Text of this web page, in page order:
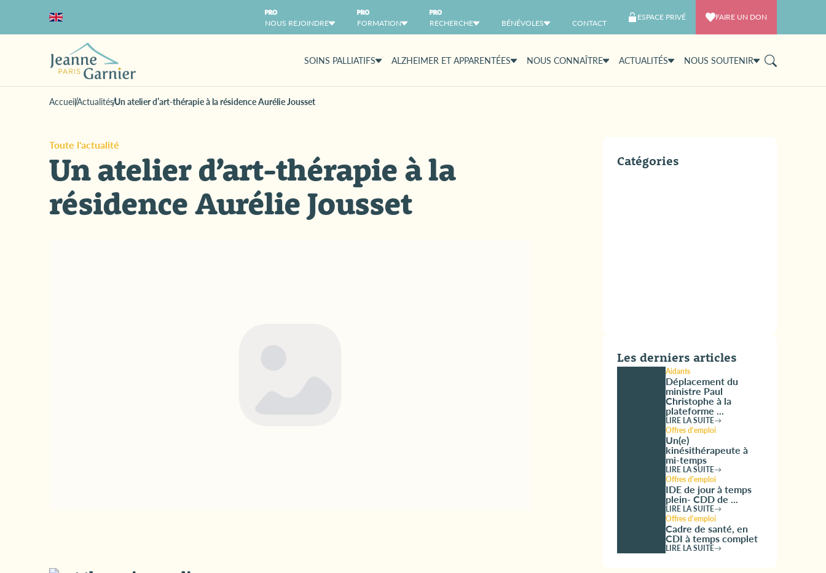
NOUS REJOINDRE FORMATION RECHERCHE BÉNÉVOLES CONTACT
ESPACE PRIVÉ FAIRE UN DON
SOINS PALLIATIFS ALZHEIMER ET APPARENTÉES NOUS CONNAÎTRE ACTUALITÉS NOUS SOUTENIR
AccueilActualitésUn atelier d’art-thérapie à la résidence Aurélie Jousset
Toute l'actualité
Un atelier d’art-thérapie à la
résidence Aurélie Jousset
Catégories
Les derniers articles
Aidants
Déplacement du
ministre Paul
Christophe à la
plateforme ...
LIRE LA SUITE
Offres d'emploi
Un(e)
kinésithérapeute à
mi-temps
LIRE LA SUITE
Offres d'emploi
IDE de jour à temps
plein- CDD de ...
LIRE LA SUITE
Offres d'emploi
Cadre de santé, en
CDI à temps complet
LIRE LA SUITE